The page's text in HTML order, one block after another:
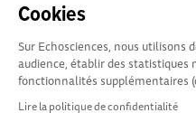
Cookies
Sur Echosciences, nous utilisons
audience, établir des statistiques
fonctionnalités supplémentaires
Lire la politique de confidentialité